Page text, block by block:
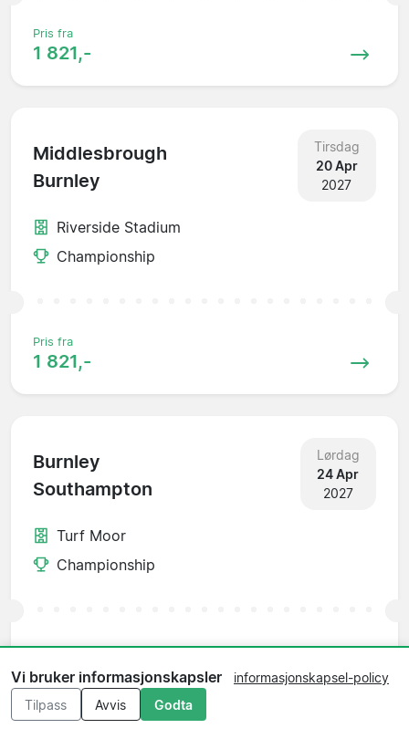
Pris fra
1 821,-
Middlesbrough
Burnley
Tirsdag
20 Apr
2027
Riverside Stadium
Championship
Pris fra
1 821,-
Burnley
Southampton
Lørdag
24 Apr
2027
Turf Moor
Championship
Pris fra
1 821,-
Vi bruker informasjonskapsler
informasjonskapsel-policy
Tilpass
Avvis Godta